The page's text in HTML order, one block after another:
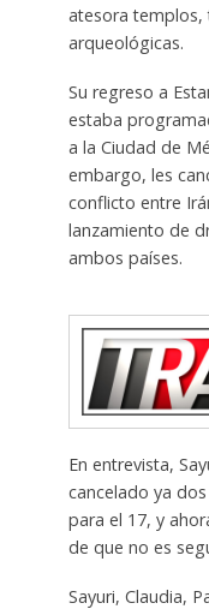
atesora templos,
arqueológicas.
Su regreso a
estaba
a la Ciudad de
embargo, les
conflicto entre
lanzamiento de
ambos países.
En entrevista,
cancelado ya
para el 17, y
de que no es
Sayuri, Claudia,